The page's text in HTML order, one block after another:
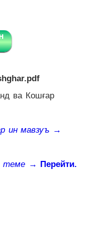
ва Кошғар
ин мавзуъ →
теме → Перейти.